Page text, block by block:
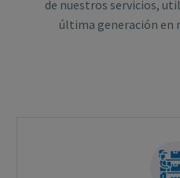
de nuestros servicios,
última generación en